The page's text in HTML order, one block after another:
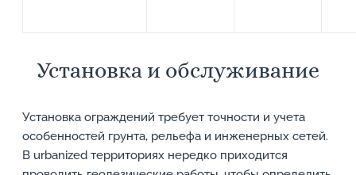
Установка и обслуживание
Установка ограждений требует точности и учета
особенностей грунта, рельефа и инженерных сетей.
В urbanized территориях нередко приходится